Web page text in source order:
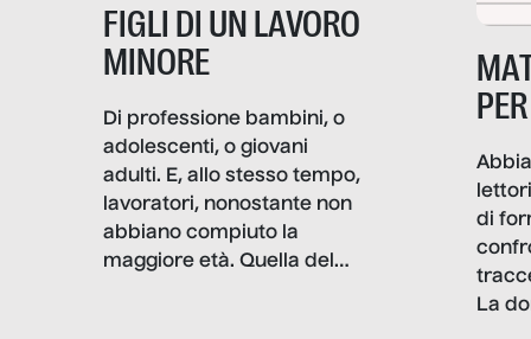
FIGLI DI UN LAVORO
MINORE
Di professione bambini, o
adolescenti, o giovani
adulti. E, allo stesso tempo,
lavoratori, nonostante non
abbiano compiuto la
maggiore età. Quella del
di
La